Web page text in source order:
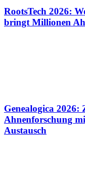
RootsTech 2026:
bringt Millionen
Genealogica 2026:
Ahnenforschung
Austausch